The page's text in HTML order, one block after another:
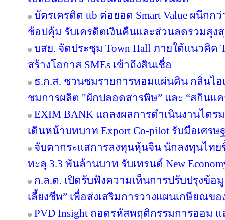
บัตรเครดิต ttb ต่อยอด Smart Value ผนึก
ช้อปคุ้ม รับเครดิตเงินคืนและส่วนลดรวมสูง
บสย. จัดประชุม Town Hall ภายใต้แนวคิด
สร้างโอกาส SMEs เข้าถึงสินเชื่อ
ธ.ก.ส. ชวนชมรายการหอมแผ่นดิน กลิ่นไ
ชมการผลิต "ผักปลอดสารพิษ” และ “สกินแ
EXIM BANK แถลงผลการดำเนินงานไตร
เดินหน้าบทบาท Export Co-pilot รับมือเศรษ
จับตากระแสการลงทุนหุ้นจีน นักลงทุนไทยซื้
ทะลุ 3.3 พันล้านบาท รับเทรนด์ New
ก.ล.ต. เปิดรับฟังความเห็นการปรับปรุงข้อ
เลี้ยงชีพ” เพื่อส่งเสริมการวางแผนเกษียณข
PVD Insight ถอดรหัสพฤติกรรมการออม